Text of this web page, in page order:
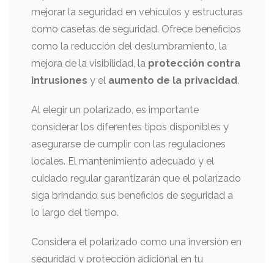
mejorar la seguridad en vehículos y estructuras
como casetas de seguridad. Ofrece beneficios
como la reducción del deslumbramiento, la
mejora de la visibilidad, la protección contra
intrusiones y el aumento de la privacidad.
Al elegir un polarizado, es importante
considerar los diferentes tipos disponibles y
asegurarse de cumplir con las regulaciones
locales. El mantenimiento adecuado y el
cuidado regular garantizarán que el polarizado
siga brindando sus beneficios de seguridad a
lo largo del tiempo.
Considera el polarizado como una inversión en
seguridad y protección adicional en tu